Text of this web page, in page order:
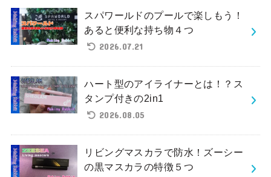
スパワールドのプールで楽しもう！
あると便利な持ち物４つ
2026.07.21
ハート型のアイライナーとは！？ス
タンプ付きの2in1
2026.08.05
リビングマスカラで防水！ズーシー
の黒マスカラの特徴５つ